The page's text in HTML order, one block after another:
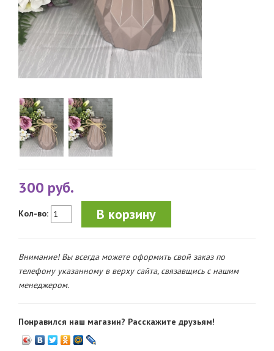
300 руб.
Кол-во: В корзину
Внимание! Вы всегда можете оформить свой заказ по
телефону указанному в верху сайта, связавщись с нашим
менеджером.
Понравился наш магазин? Расскажите друзьям!